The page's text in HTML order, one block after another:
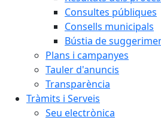
Consultes públiques
Consells municipals
Bústia de
Plans i campanyes
Tauler d'anuncis
Transparència
Tràmits i Serveis
Seu electrònica